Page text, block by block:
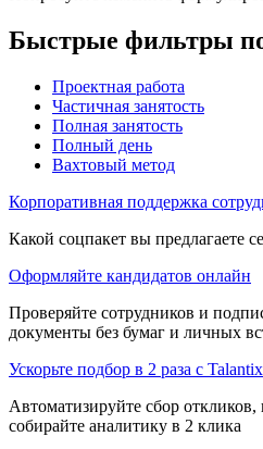
Быстрые фильтры
Проектная работа
Частичная занятость
Полная занятость
Полный день
Вахтовый метод
Корпоративная поддержка
Какой соцпакет вы предлагаете
Оформляйте кандидатов онлайн
Проверяйте сотрудников и
документы без бумаг и личных
Ускорьте подбор в 2 раза с Talantix
Автоматизируйте сбор откликов,
собирайте аналитику в 2 клика